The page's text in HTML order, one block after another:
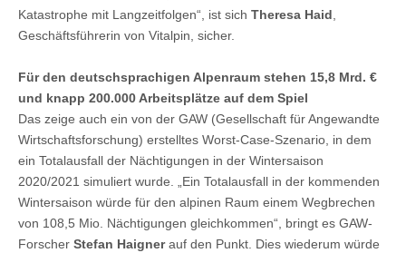
Katastrophe mit Langzeitfolgen“, ist sich Theresa Haid,
Geschäftsführerin von Vitalpin, sicher.
Für den deutschsprachigen Alpenraum stehen 15,8 Mrd. €
und knapp 200.000 Arbeitsplätze auf dem Spiel
Das zeige auch ein von der GAW (Gesellschaft für Angewandte
Wirtschaftsforschung) erstelltes Worst-Case-Szenario, in dem
ein Totalausfall der Nächtigungen in der Wintersaison
2020/2021 simuliert wurde. „Ein Totalausfall in der kommenden
Wintersaison würde für den alpinen Raum einem Wegbrechen
von 108,5 Mio. Nächtigungen gleichkommen“, bringt es GAW-
Forscher Stefan Haignerauf den Punkt. Dies wiederum würde